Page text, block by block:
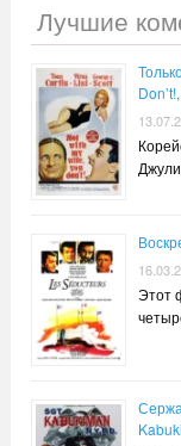
Лучшие
Этот